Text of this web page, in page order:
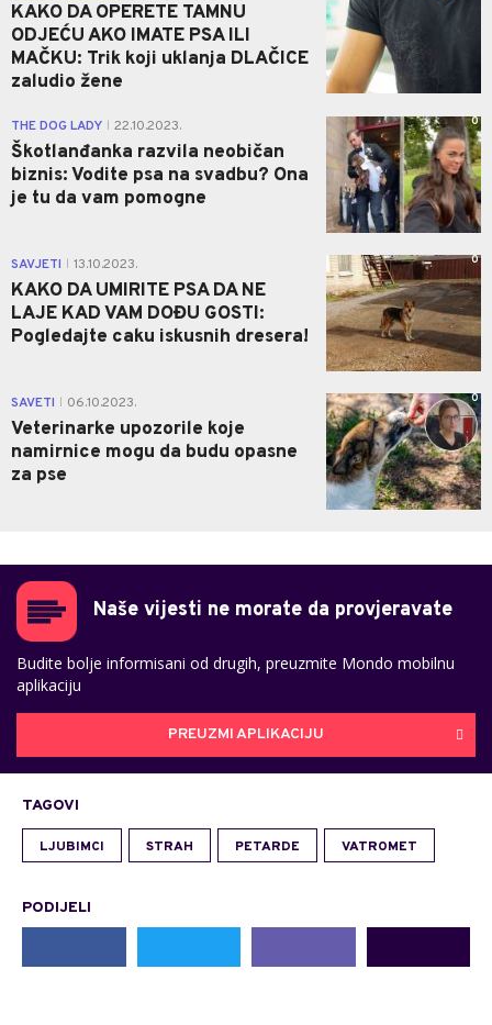
KAKO DA OPERETE TAMNU
ODJEĆU AKO IMATE PSA ILI
MAČKU: Trik koji uklanja DLAČICE
zaludio žene
THE DOG LADY 22.10.2023.
Škotlanđanka razvila neobičan
biznis: Vodite psa na svadbu? Ona
je tu da vam pomogne
0
SAVJETI 13.10.2023.
KAKO DA UMIRITE PSA DA NE
LAJE KAD VAM DOĐU GOSTI:
Pogledajte caku iskusnih dresera!
0
SAVETI 06.10.2023.
Veterinarke upozorile koje
namirnice mogu da budu opasne
za pse
0
Naše vijesti ne morate da provjeravate
Budite bolje informisani od drugih, preuzmite Mondo mobilnu
aplikaciju
PREUZMI APLIKACIJU
TAGOVI
LJUBIMCI STRAH PETARDE VATROMET
PODIJELI